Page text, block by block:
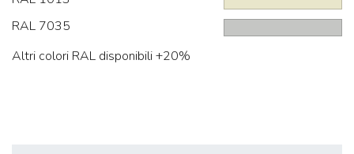
RAL 7035
Altri colori RAL disponibili +20%